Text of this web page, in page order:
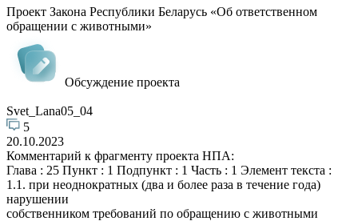
Проект Закона Республики Беларусь «Об ответственном
обращении с животными»
Обсуждение проекта
Svet_Lana05_04
5
20.10.2023
Комментарий к фрагменту проекта НПА:
Глава : 25 Пункт : 1 Подпункт : 1 Часть : 1 Элемент текста :
1.1. при неоднократных (два и более раза в течение года)
нарушении
собственником требований по обращению с животными